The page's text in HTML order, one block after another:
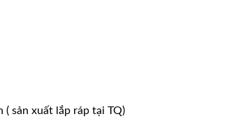
( sản xuất lắp ráp tại TQ)